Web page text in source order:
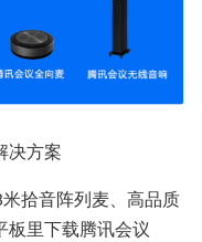
决方案
拾音阵列麦、高品质
板里下载腾讯会议